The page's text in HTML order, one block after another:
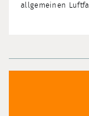
allgemeinen